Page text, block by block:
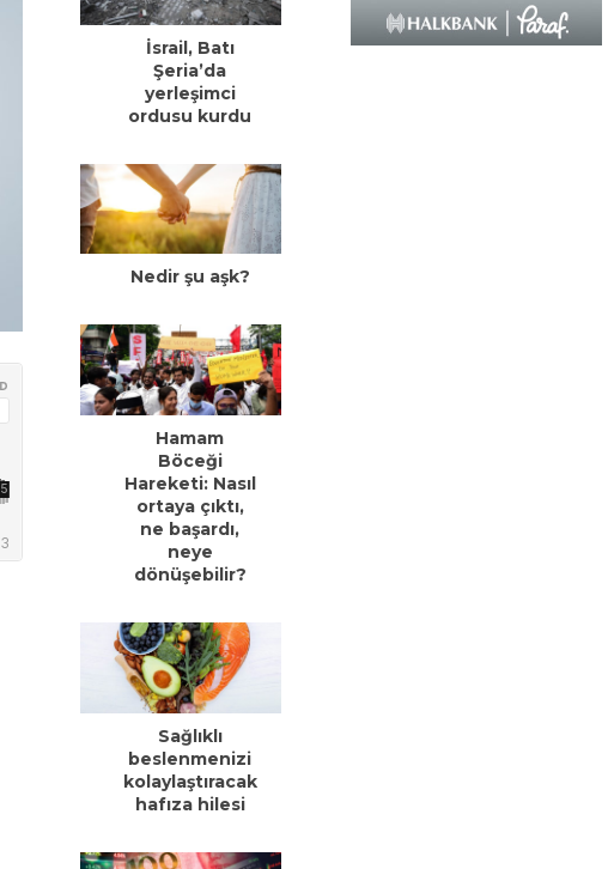
İsrail, Batı
Şeria’da
yerleşimci
ordusu kurdu
Nedir şu aşk?
Hamam
Böceği
Hareketi: Nasıl
ortaya çıktı,
ne başardı,
neye
dönüşebilir?
Sağlıklı
beslenmenizi
kolaylaştıracak
hafıza hilesi